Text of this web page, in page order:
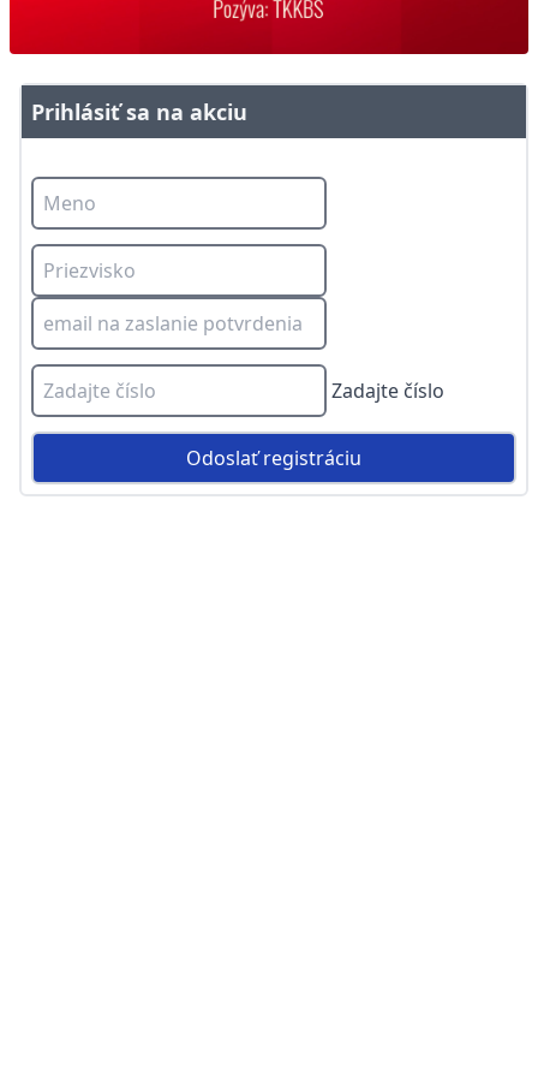
Prihlásiť sa na akciu
Zadajte číslo
Odoslať registráciu